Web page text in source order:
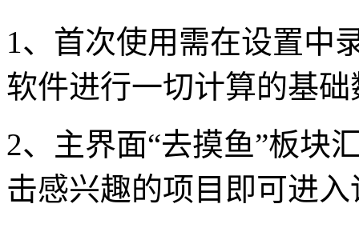
1、首次使用需在设置中
软件进行一切计算的基础
2、主界面“去摸鱼”板块
击感兴趣的项目即可进